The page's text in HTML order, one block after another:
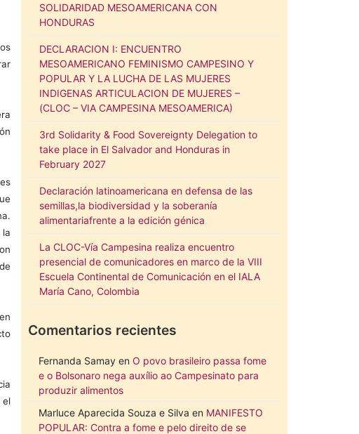
el
SOLIDARIDAD MESOAMERICANA CON
HONDURAS
DECLARACION I: ENCUENTRO
MESOAMERICANO FEMINISMO CAMPESINO Y
POPULAR Y LA LUCHA DE LAS MUJERES
INDIGENAS ARTICULACION DE MUJERES –
(CLOC – VIA CAMPESINA MESOAMERICA)
3rd Solidarity & Food Sovereignty Delegation to
take place in El Salvador and Honduras in
February 2027
Declaración latinoamericana en defensa de las
semillas,la biodiversidad y la soberanía
alimentariafrente a la edición génica
La CLOC-Vía Campesina realiza encuentro
presencial de comunicadores en marco de la VIII
Escuela Continental de Comunicación en el IALA
María Cano, Colombia
Comentarios recientes
Fernanda Samay en O povo brasileiro passa fome
e o Bolsonaro nega auxílio ao Campesinato para
produzir alimentos
Marluce Aparecida Souza e Silva en MANIFESTO
POPULAR: Contra a fome e pelo direito de se